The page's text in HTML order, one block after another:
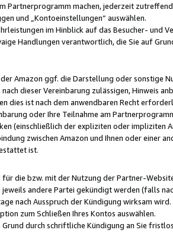
Partnerprogramm machen, jederzeit
und „Kontoeinstellungen“ auswählen.
im Hinblick auf das Besucher- und
Handlungen verantwortlich, die Sie auf
Amazon ggf. die Darstellung oder sonstige
dieser Vereinbarung zulässigen, Hinweis
dies ist nach dem anwendbaren Recht
oder Ihre Teilnahme am
(einschließlich der expliziten oder impliziten
zwischen Amazon und Ihnen oder einer
ist.
die bzw. mit der Nutzung der Partner-
andere Partei gekündigt werden (falls
nach Ausspruch der Kündigung wirksam
zum Schließen Ihres Kontos auswählen.
durch schriftliche Kündigung an Sie